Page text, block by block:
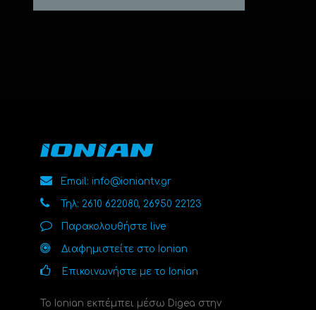
Email: info@ioniantv.gr
Τηλ: 2610 622080, 26950 22123
Παρακολουθήστε live
Διαφημιστείτε στο Ionian
Επικοινωνήστε με το Ionian
Το Ionian εκπέμπει μέσω Digea στην